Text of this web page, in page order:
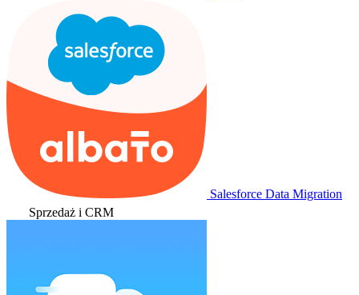
Salesforce Data Migration
Sprzedaż i CRM